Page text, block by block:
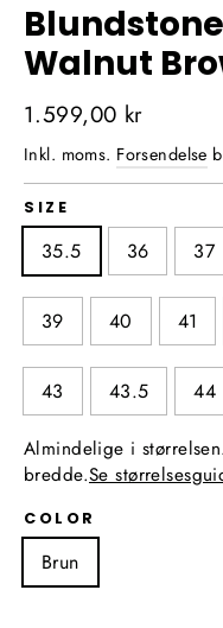
Walnut
Normalpris
1.599,00 kr
Inkl. moms. Forsendelse
SIZE
35.5 36 37
39 40 41
43 43.5 44
Almindelige i
bredde.Se
COLOR
Brun